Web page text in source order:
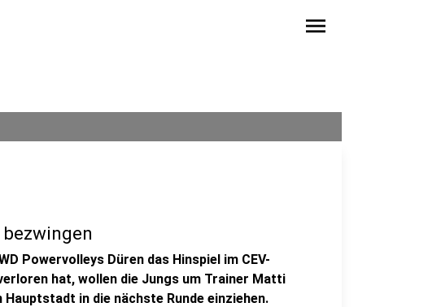
menu
Powervolleys Düren das Hinspiel im CEV-
hat, wollen die Jungs um Trainer Matti
in die nächste Runde einziehen.